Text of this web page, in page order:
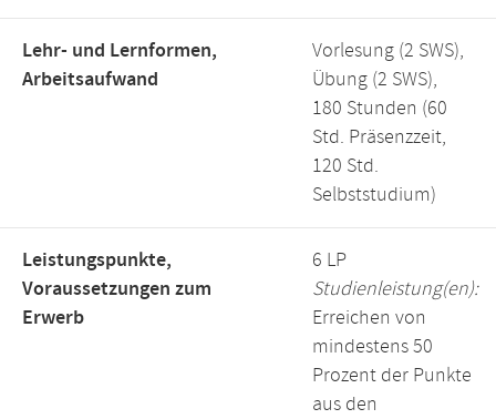
Lehr- und Lernformen,
Arbeitsaufwand
Vorlesung (2 SWS),
Übung (2 SWS),
180 Stunden (60
Std. Präsenzzeit,
120 Std.
Selbststudium)
Leistungspunkte,
Voraussetzungen zum
Erwerb
6 LP
Studienleistung(en):
Erreichen von
mindestens 50
Prozent der Punkte
aus den